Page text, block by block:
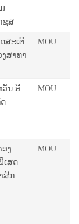
ຊສ
ສະເຕີ
ສາທາ
MOU
ນ ອີ
MOU
ງ
ເສດ
ສັກ
MOU